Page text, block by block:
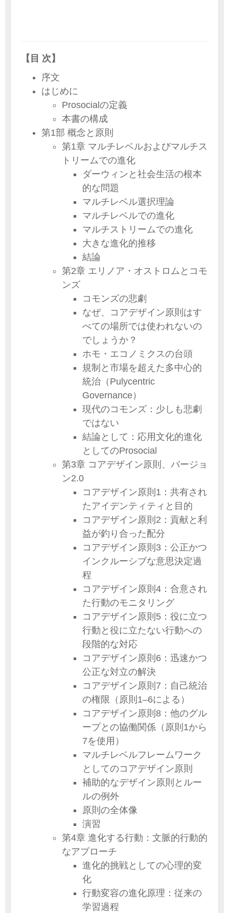
【目 次】
序文
はじめに
Prosocialの定義
本書の構成
第1部 概念と原則
第1章 マルチレベルおよびマルチス
トリームでの進化
ダーウィンと社会生活の根本
的な問題
マルチレベル選択理論
マルチレベルでの進化
マルチストリームでの進化
大きな進化的推移
結論
第2章 エリノア・オストロムとコモ
ンズ
コモンズの悲劇
なぜ、コアデザイン原則はす
べての場所では使われないの
でしょうか？
ホモ・エコノミクスの台頭
規制と市場を超えた多中心的
統治（Pulycentric
Governance）
現代のコモンズ：少しも悲劇
ではない
結論として：応用文化的進化
としてのProsocial
第3章 コアデザイン原則、バージョ
ン2.0
コアデザイン原則1：共有され
たアイデンティティと目的
コアデザイン原則2：貢献と利
益が釣り合った配分
コアデザイン原則3：公正かつ
インクルーシブな意思決定過
程
コアデザイン原則4：合意され
た行動のモニタリング
コアデザイン原則5：役に立つ
行動と役に立たない行動への
段階的な対応
コアデザイン原則6：迅速かつ
公正な対立の解決
コアデザイン原則7：自己統治
の権限（原則1–6による）
コアデザイン原則8：他のグル
ープとの協働関係（原則1から
7を使用）
マルチレベルフレームワーク
としてのコアデザイン原則
補助的なデザイン原則とルー
ルの例外
原則の全体像
演習
第4章 進化する行動：文脈的行動的
なアプローチ
進化的挑戦としての心理的変
化
行動変容の進化原理：従来の
学習過程